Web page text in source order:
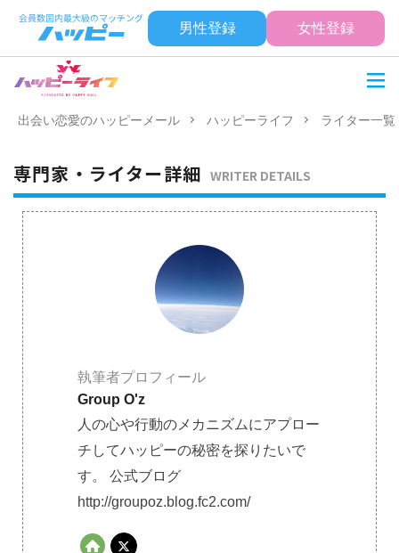
男性登録 女性登録
出会い恋愛のハッピーメール ハッピーライフ ライター一覧
専門家・ライター詳細 WRITER DETAILS
執筆者プロフィール
Group O'z
人の心や行動のメカニズムにアプロー
チしてハッピーの秘密を探りたいで
す。 公式ブログ
http://groupoz.blog.fc2.com/